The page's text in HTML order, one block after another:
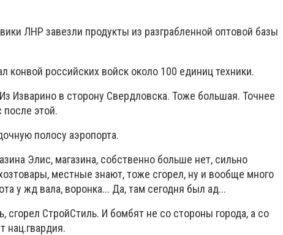
ЛНР завезли продукты из разграбленной оптовой базы
конвой российских войск около 100 единиц техники.
Изварино в сторону Свердловска. Тоже большая. Точнее
этой.
полосу аэропорта.
Элис, магазина, собственно больше нет, сильно
местные знают, тоже сгорел, ну и вообще много
у жд вала, воронка... Да, там сегодня был ад...
сгорел СтройСтиль. И бомбят не со стороны города, а со
нац.гвардия.